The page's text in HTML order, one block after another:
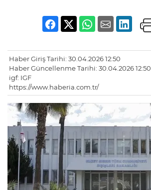
Haber Giriş Tarihi: 30.04.2026 12:50
Haber Güncellenme Tarihi: 30.04.2026 12:50
igf: IGF
https://www.haberia.com.tr/